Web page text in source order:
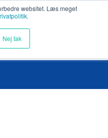
websitet. Læs meget
Nej tak